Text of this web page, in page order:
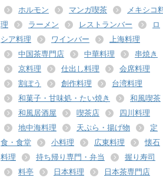
ホルモン
マンガ喫茶
メキシコ
理
ラーメン レストランバー
ロ
シア料理
ワインバー
上海料理
中国茶専門店
中華料理
串焼き
京料理
仕出し料理
会席料理
割ぽう
創作料理
台湾料理
和菓子・甘味処・たい焼き
和風喫茶
和風居酒屋
喫茶店
四川料理
地中海料理
天ぷら・揚げ物
定
食・食堂
小料理 広東料理
懐石
料理
持ち帰り専門・弁当
握り寿司
料亭
日本料理
日本茶専門店